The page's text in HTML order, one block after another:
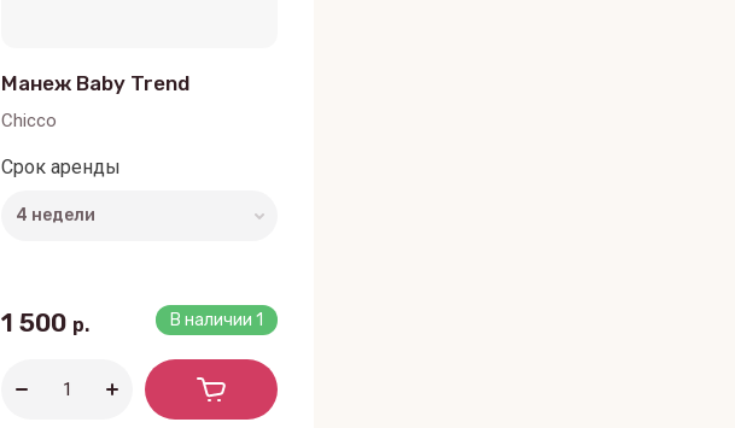
Манеж Baby Trend
Chicco
Срок аренды
В наличии 1
1 500 р.